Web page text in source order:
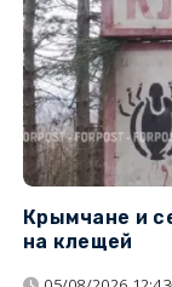
Крымчане и
на клещей